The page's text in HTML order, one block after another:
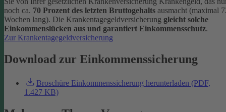
noch ca. 70 Prozent des letzten Bruttogehalts ausmacht (maximal
Wochen lang). Die Krankentagegeldversicherung gleicht solche
Einkommenslücken aus und garantiert Einkommensschutz.
Zur Krankentagegeldversicherung
Download zur Einkommenssicherung
Broschüre Einkommenssicherung herunterladen (PDF,
1.427 KB)